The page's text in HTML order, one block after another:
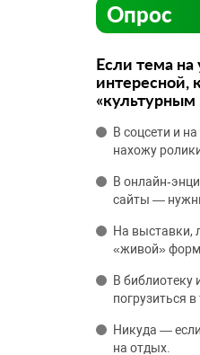
Опрос
Если тема на
интересной,
В соцсети и
нахожу
В
сайты —
На выставки,
«живой»
В
погрузиться в
Никуда —
на отдых.